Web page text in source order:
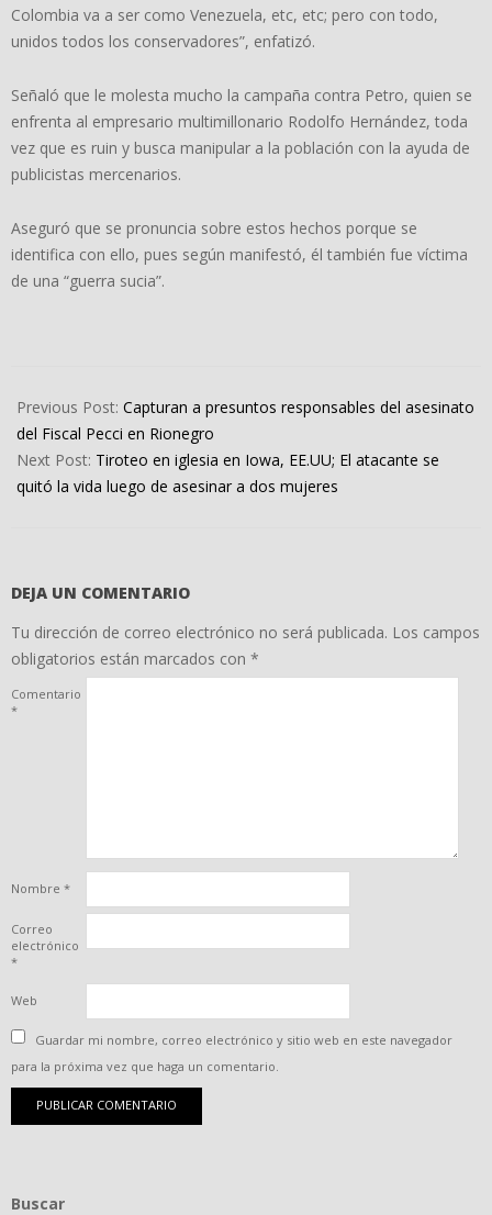
Colombia va a ser como Venezuela, etc, etc; pero con todo,
unidos todos los conservadores”, enfatizó.
Señaló que le molesta mucho la campaña contra Petro, quien se
enfrenta al empresario multimillonario Rodolfo Hernández, toda
vez que es ruin y busca manipular a la población con la ayuda de
publicistas mercenarios.
Aseguró que se pronuncia sobre estos hechos porque se
identifica con ello, pues según manifestó, él también fue víctima
de una “guerra sucia”.
06-
03
Previous Post: Capturan a presuntos responsables del asesinato
del Fiscal Pecci en Rionegro
Next Post: Tiroteo en iglesia en Iowa, EE.UU; El atacante se
quitó la vida luego de asesinar a dos mujeres
DEJA UN COMENTARIO
Tu dirección de correo electrónico no será publicada. Los campos
obligatorios están marcados con *
Comentario
*
Nombre *
Correo
electrónico
*
Web
Guardar mi nombre, correo electrónico y sitio web en este navegador
para la próxima vez que haga un comentario.
Buscar